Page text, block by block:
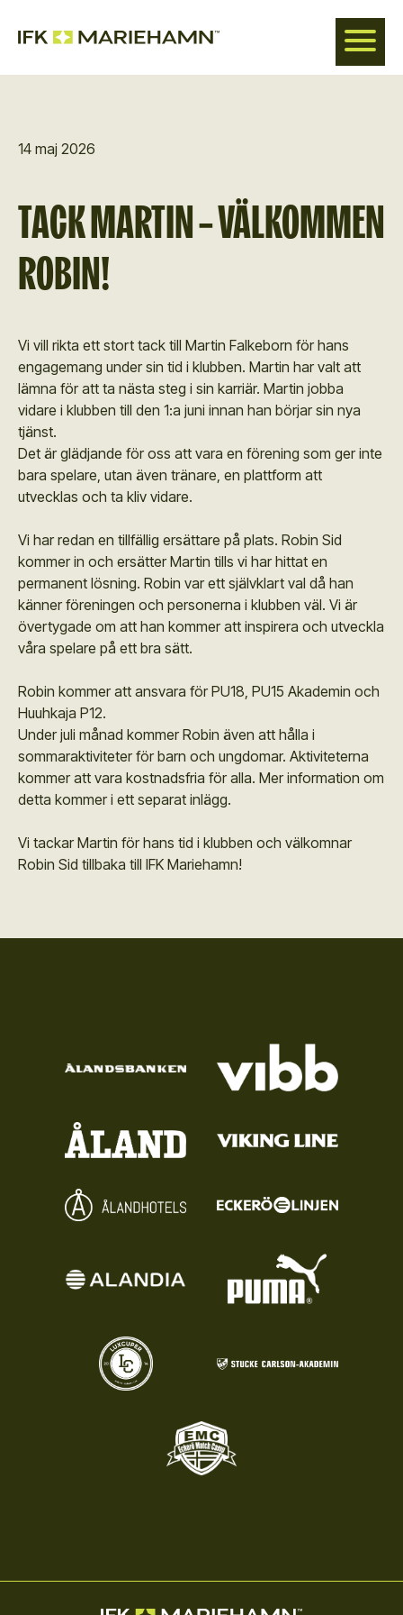
14 maj 2026
TACK MARTIN – VÄLKOMMEN
ROBIN!
Vi vill rikta ett stort tack till Martin Falkeborn för hans
engagemang under sin tid i klubben. Martin har valt att
lämna för att ta nästa steg i sin karriär. Martin jobba
vidare i klubben till den 1:a juni innan han börjar sin nya
tjänst.
Det är glädjande för oss att vara en förening som ger inte
bara spelare, utan även tränare, en plattform att
utvecklas och ta kliv vidare.
Vi har redan en tillfällig ersättare på plats. Robin Sid
kommer in och ersätter Martin tills vi har hittat en
permanent lösning. Robin var ett självklart val då han
känner föreningen och personerna i klubben väl. Vi är
övertygade om att han kommer att inspirera och utveckla
våra spelare på ett bra sätt.
Robin kommer att ansvara för PU18, PU15 Akademin och
Huuhkaja P12.
Under juli månad kommer Robin även att hålla i
sommaraktiviteter för barn och ungdomar. Aktiviteterna
kommer att vara kostnadsfria för alla. Mer information om
detta kommer i ett separat inlägg.
Vi tackar Martin för hans tid i klubben och välkomnar
Robin Sid tillbaka till IFK Mariehamn!